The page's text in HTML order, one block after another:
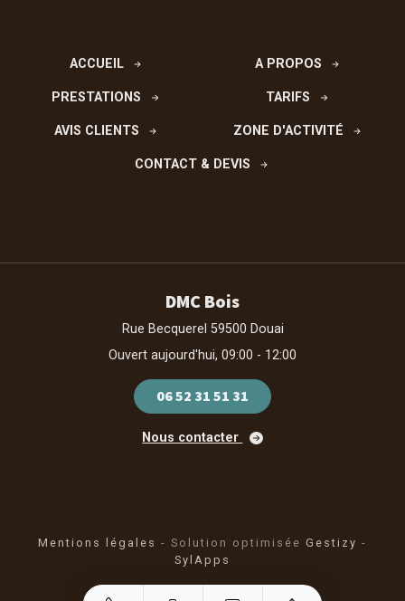
ACCUEIL A PROPOS
PRESTATIONS TARIFS
AVIS CLIENTS ZONE D'ACTIVITÉ
CONTACT & DEVIS
DMC Bois
Rue Becquerel 59500 Douai
Ouvert aujourd'hui, 09:00 - 12:00
06 52 31 51 31
Nous contacter
Mentions légales - Solution optimisée Gestizy -
SylApps